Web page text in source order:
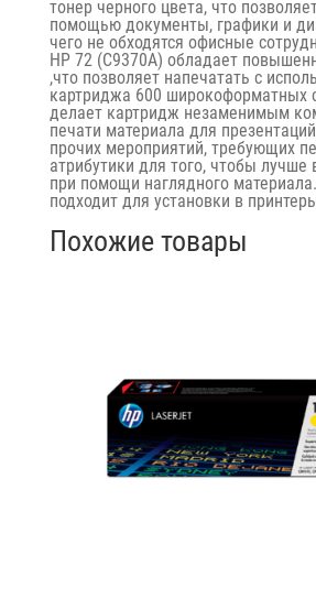
тонер черного цвета, что
помощью документы, графики и
чего не обходятся офисные
HP 72 (C9370A) обладает
,что позволяет напечатать с
картриджа 600 широкоформатных
делает картридж незаменимым
печати материала для
прочих мероприятий, требующих
атрибутики для того, чтобы
при помощи наглядного
подходит для установки в
Похожие товары